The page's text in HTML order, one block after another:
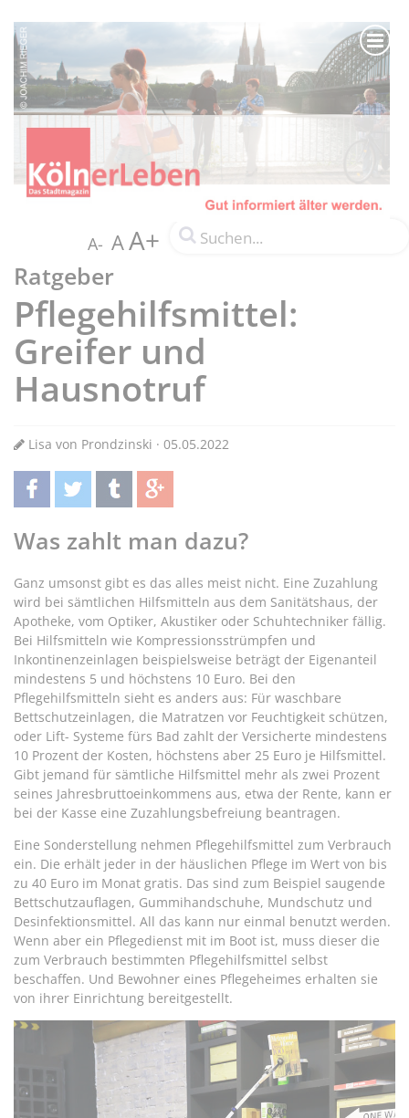
A- AA+
Ratgeber
Pflegehilfsmittel:
Greifer und
Hausnotruf
Lisa von Prondzinski · 05.05.2022
teilentwittern teilen
Was zahlt man dazu?
Ganz umsonst gibt es das alles meist nicht. Eine Zuzahlung
wird bei sämtlichen Hilfsmitteln aus dem Sanitätshaus, der
Apotheke, vom Optiker, Akustiker oder Schuhtechniker fällig.
Bei Hilfsmitteln wie Kompressionsstrümpfen und
Inkontinenzeinlagen beispielsweise beträgt der Eigenanteil
mindestens 5 und höchstens 10 Euro. Bei den
Pflegehilfsmitteln sieht es anders aus: Für waschbare
Bettschutzeinlagen, die Matratzen vor Feuchtigkeit schützen,
oder Lift- Systeme fürs Bad zahlt der Versicherte mindestens
10 Prozent der Kosten, höchstens aber 25 Euro je Hilfsmittel.
Gibt jemand für sämtliche Hilfsmittel mehr als zwei Prozent
seines Jahresbruttoeinkommens aus, etwa der Rente, kann er
bei der Kasse eine Zuzahlungsbefreiung beantragen.
Eine Sonderstellung nehmen Pflegehilfsmittel zum Verbrauch
ein. Die erhält jeder in der häuslichen Pflege im Wert von bis
zu 40 Euro im Monat gratis. Das sind zum Beispiel saugende
Bettschutzauflagen, Gummihandschuhe, Mundschutz und
Desinfektionsmittel. All das kann nur einmal benutzt werden.
Wenn aber ein Pflegedienst mit im Boot ist, muss dieser die
zum Verbrauch bestimmten Pflegehilfsmittel selbst
beschaffen. Und Bewohner eines Pflegeheimes erhalten sie
von ihrer Einrichtung bereitgestellt.